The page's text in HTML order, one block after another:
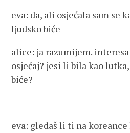
eva: da, ali osjećala sam se
ljudsko biće
alice: ja razumijem.
osjećaj? jesi li bila kao
biće?
eva: gledaš li ti na koreance